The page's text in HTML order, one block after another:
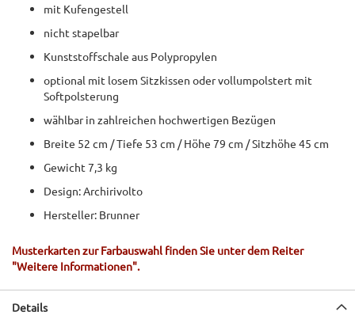
mit Kufengestell
nicht stapelbar
Kunststoffschale aus Polypropylen
optional mit losem Sitzkissen oder vollumpolstert mit
Softpolsterung
wählbar in zahlreichen hochwertigen Bezügen
Breite 52 cm / Tiefe 53 cm / Höhe 79 cm / Sitzhöhe 45 cm
Gewicht 7,3 kg
Design: Archirivolto
Hersteller: Brunner
Musterkarten zur Farbauswahl finden Sie unter dem Reiter
"Weitere Informationen".
Details